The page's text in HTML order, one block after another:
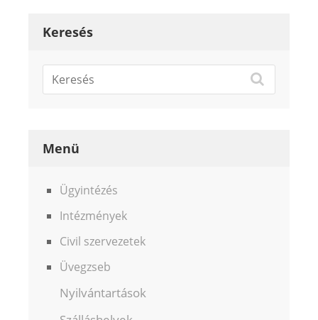
Keresés
Menü
Ügyintézés
Intézmények
Civil szervezetek
Üvegzseb
Nyilvántartások